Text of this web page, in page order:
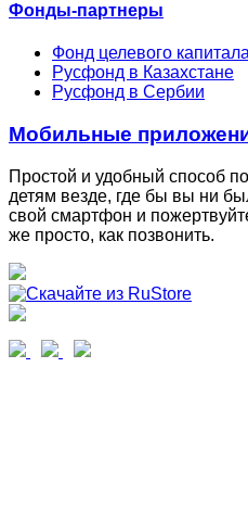
Фонды-партнеры
Фонд целевого
Русфонд в Казахстане
Русфонд в Сербии
Мобильные
Простой и удобный способ
детям везде, где бы вы ни
свой смартфон и
же просто, как позвонить.